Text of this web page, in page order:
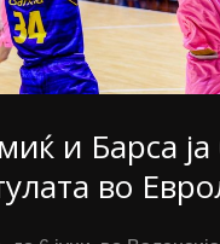
и Барса ја
во